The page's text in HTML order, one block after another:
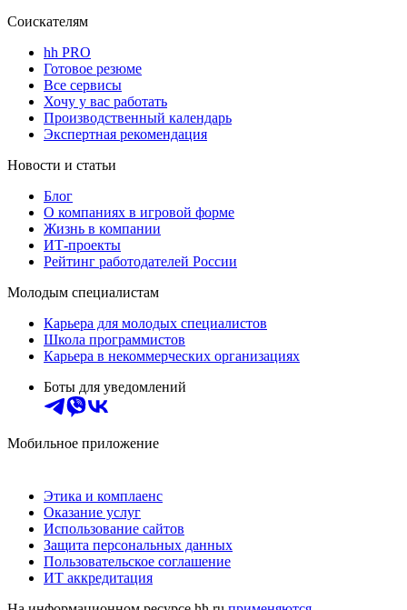
Соискателям
hh PRO
Готовое резюме
Все сервисы
Хочу у вас работать
Производственный календарь
Экспертная рекомендация
Новости и статьи
Блог
О компаниях в игровой форме
Жизнь в компании
ИТ-проекты
Рейтинг работодателей России
Молодым специалистам
Карьера для молодых специалистов
Школа программистов
Карьера в некоммерческих организациях
Боты для уведомлений
Мобильное приложение
Этика и комплаенс
Оказание услуг
Использование сайтов
Защита персональных данных
Пользовательское соглашение
ИТ аккредитация